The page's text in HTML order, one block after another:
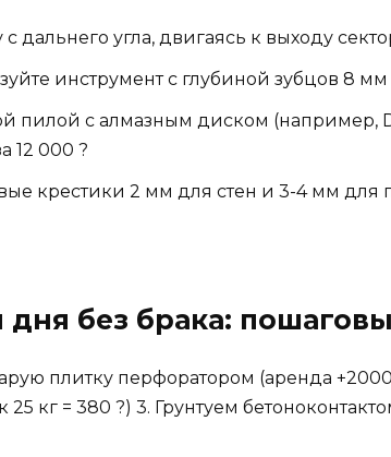
дальнего угла, двигаясь к выходу
инструмент с глубиной зубцов 8
пилой с алмазным диском (например,
12 000 ?
крестики 2 мм для стен и 3-4 мм для
дня без брака:
плитку перфоратором (аренда
кг = 380 ?) 3. Грунтуем